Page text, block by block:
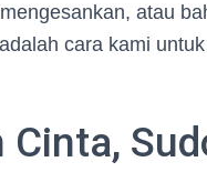
atau
cara kami
Cinta,